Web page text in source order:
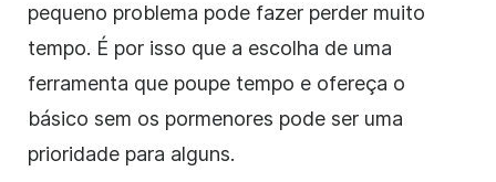
pequeno problema pode fazer perder muito
tempo. É por isso que a escolha de uma
ferramenta que poupe tempo e ofereça o
básico sem os pormenores pode ser uma
prioridade para alguns.